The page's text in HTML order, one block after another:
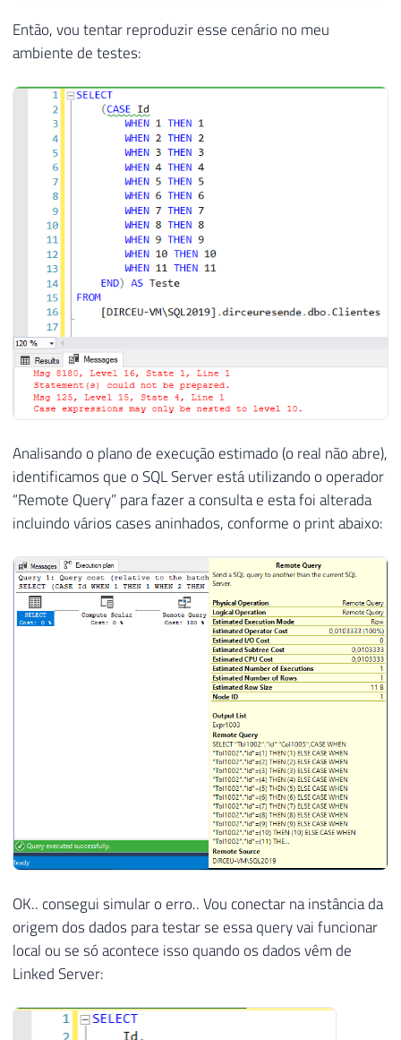
Então, vou tentar reproduzir esse cenário no meu
ambiente de testes:
Analisando o plano de execução estimado (o real não abre),
identificamos que o SQL Server está utilizando o operador
“Remote Query” para fazer a consulta e esta foi alterada
incluindo vários cases aninhados, conforme o print abaixo:
OK.. consegui simular o erro.. Vou conectar na instância da
origem dos dados para testar se essa query vai funcionar
local ou se só acontece isso quando os dados vêm de
Linked Server: